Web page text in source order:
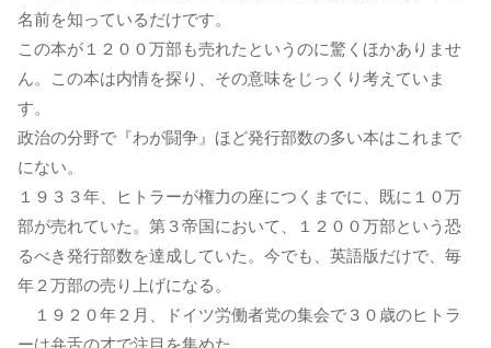
名前を知っているだけです。
この本が１２００万部も売れたというのに驚くほかありませ
ん。この本は内情を探り、その意味をじっくり考えていま
す。
政治の分野で『わが闘争』ほど発行部数の多い本はこれまで
にない。
１９３３年、ヒトラーが権力の座につくまでに、既に１０万
部が売れていた。第３帝国において、１２００万部という恐
るべき発行部数を達成していた。今でも、英語版だけで、毎
年２万部の売り上げになる。
１９２０年２月、ドイツ労働者党の集会で３０歳のヒトラ
ーは弁舌の才で注目を集めた。